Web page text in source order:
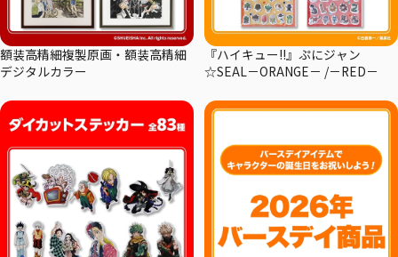
額装高精細複製原画・額装高精細
デジタルカラー
『ハイキュー!!』ぷにジャン
☆SEAL－ORANGE－ /－RED－